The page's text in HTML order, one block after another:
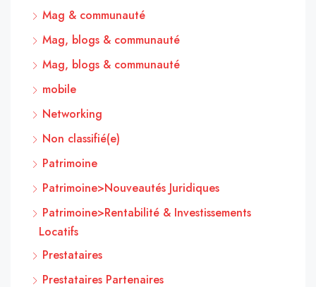
Mag & communauté
Mag, blogs & communauté
Mag, blogs & communauté
mobile
Networking
Non classifié(e)
Patrimoine
Patrimoine>Nouveautés Juridiques
Patrimoine>Rentabilité & Investissements
Locatifs
Prestataires
Prestataires Partenaires